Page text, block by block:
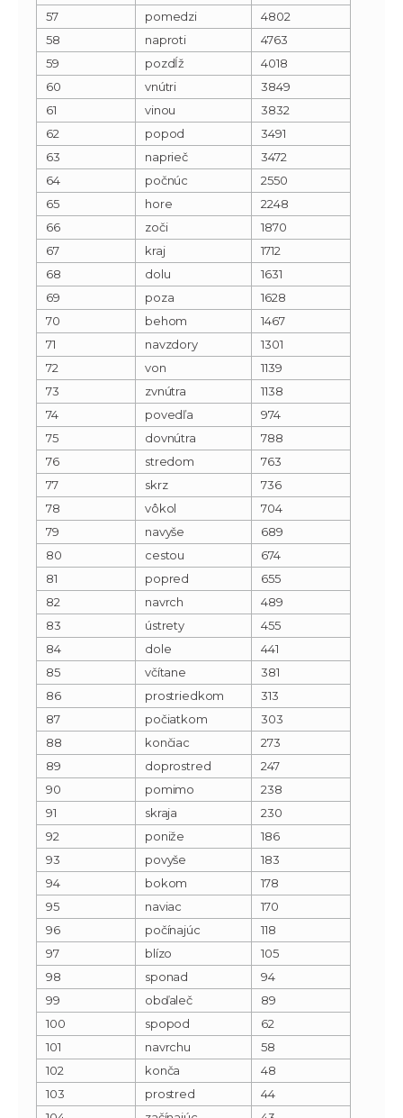
57 pomedzi
4802
58
naproti
4763
59
pozdĺž
4018
60
vnútri
3849
61
vinou
3832
62
popod
3491
63
naprieč
3472
64
počnúc
2550
65
hore
2248
66
zoči
1870
67
kraj
1712
68
dolu
1631
69
poza
1628
70
behom
1467
71
navzdory
1301
72
von
1139
73
zvnútra
1138
74
povedľa
974
75
dovnútra
788
76
stredom
763
77
skrz
736
78
vôkol
704
79
navyše
689
80
cestou
674
81
popred
655
82
navrch
489
83
ústrety
455
84
dole
441
85
včítane
381
86
prostriedkom
313
87
počiatkom
303
88
končiac
273
89
doprostred
247
90
pomimo
238
91
skraja
230
92
poniže
186
93
povyše
183
94
bokom
178
95
naviac
170
96
počínajúc
118
97
blízo
105
98
sponad
94
99
obďaleč
89
100
spopod
62
101
navrchu
58
102
konča
48
103
prostred
44